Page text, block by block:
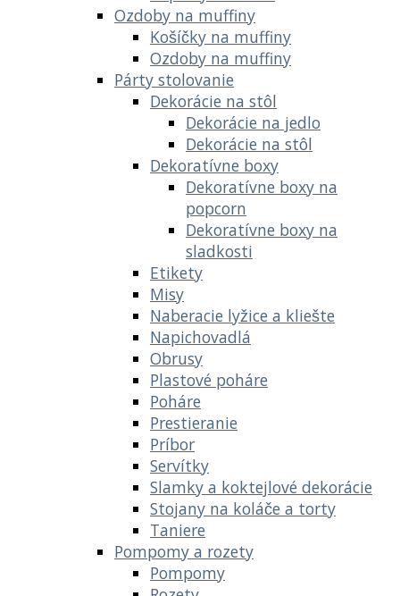
Ozdoby na muffiny
Košíčky na muffiny
Ozdoby na muffiny
Párty stolovanie
Dekorácie na stôl
Dekorácie na jedlo
Dekorácie na stôl
Dekoratívne boxy
Dekoratívne boxy na
popcorn
Dekoratívne boxy na
sladkosti
Etikety
Misy
Naberacie lyžice a kliešte
Napichovadlá
Obrusy
Plastové poháre
Poháre
Prestieranie
Príbor
Servítky
Slamky a koktejlové dekorácie
Stojany na koláče a torty
Taniere
Pompomy a rozety
Pompomy